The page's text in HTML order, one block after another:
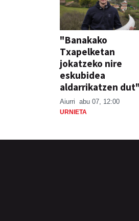
"Banakako
Txapelketan
jokatzeko nire
eskubidea
aldarrikatzen dut"
Aiurri abu 07, 12:00
URNIETA